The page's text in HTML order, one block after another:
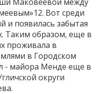
Вот среди
и появилась забытая
Таким образом, еще в
проживала в
в Городском
- майора Менде еще в
округи